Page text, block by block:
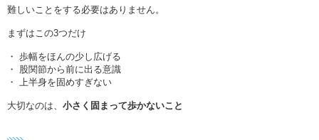
難しいことをする必要はありません。
まずはこの3つだけ
・ 歩幅をほんの少し広げる
・ 股関節から前に出る意識
・ 上半身を固めすぎない
大切なのは、 小さく固まって歩かないこと